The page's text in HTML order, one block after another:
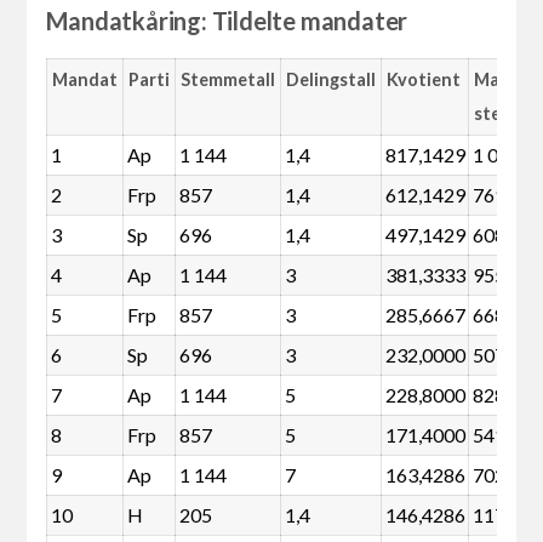
Mandatkåring: Tildelte mandater
Mandat Parti Stemmetall Delingstall Kvotient
Margin
1 Ap 1 144 1,4 817,1429 1 056
2
Frp 857 1,4 612,1429 769
3
Sp 696 1,4 497,1429 608
4
Ap 1 144 3 381,3333 955
5
Frp 857 3 285,6667 668
6
Sp 696 3 232,0000 507
7
Ap 1 144 5 228,8000 828
8
Frp 857 5 171,4000 541
9
Ap 1 144 7 163,4286 702
10
H 205 1,4 146,4286 117